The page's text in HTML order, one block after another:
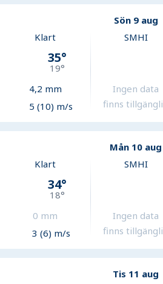
Sön 9 aug
Klart
35°
19°
4,2 mm
5 (10) m/s
SMHI
Ingen data
finns
Mån 10 aug
Klart
34°
18°
0 mm
3 (6) m/s
SMHI
Ingen data
finns
Tis 11 aug